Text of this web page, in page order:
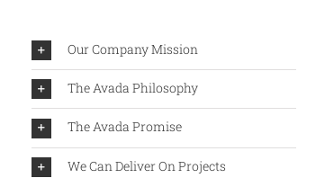
Our Company Mission
The Avada Philosophy
The Avada Promise
We Can Deliver On Projects